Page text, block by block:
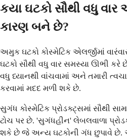
કયા ઘટકો સૌથી વધુ
કારણ બને છે?
અમુક ઘટકો કોસ્મેટિક એલર્જીમાં
ઘટકો સૌથી વધુ વાર સમસ્યા ઊભી
વધુ ધ્યાનથી વાંચવામાં અને તમારી
કરવામાં મદદ મળી શકે છે.
સુગંધ કોસ્મેટિક પ્રોડક્ટ્સમાં સૌથી
ટોચ પર છે. 'સુગંધહીન' લેબલવાળા
શકે છે જે અન્ય ઘટકોની ગંધ છુપાવે છે.